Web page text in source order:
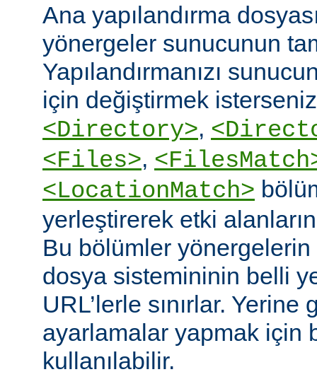
Ana yapılandırma
yönergeler sunucunun
Yapılandırmanızı
için değiştirmek
<Directory>,
<Files>,
<LocationMatch>
yerleştirerek etki
Bu bölümler yönergelerin
dosya sistemininin belli
URL’lerle sınırlar.
ayarlamalar yapmak için
kullanılabilir.